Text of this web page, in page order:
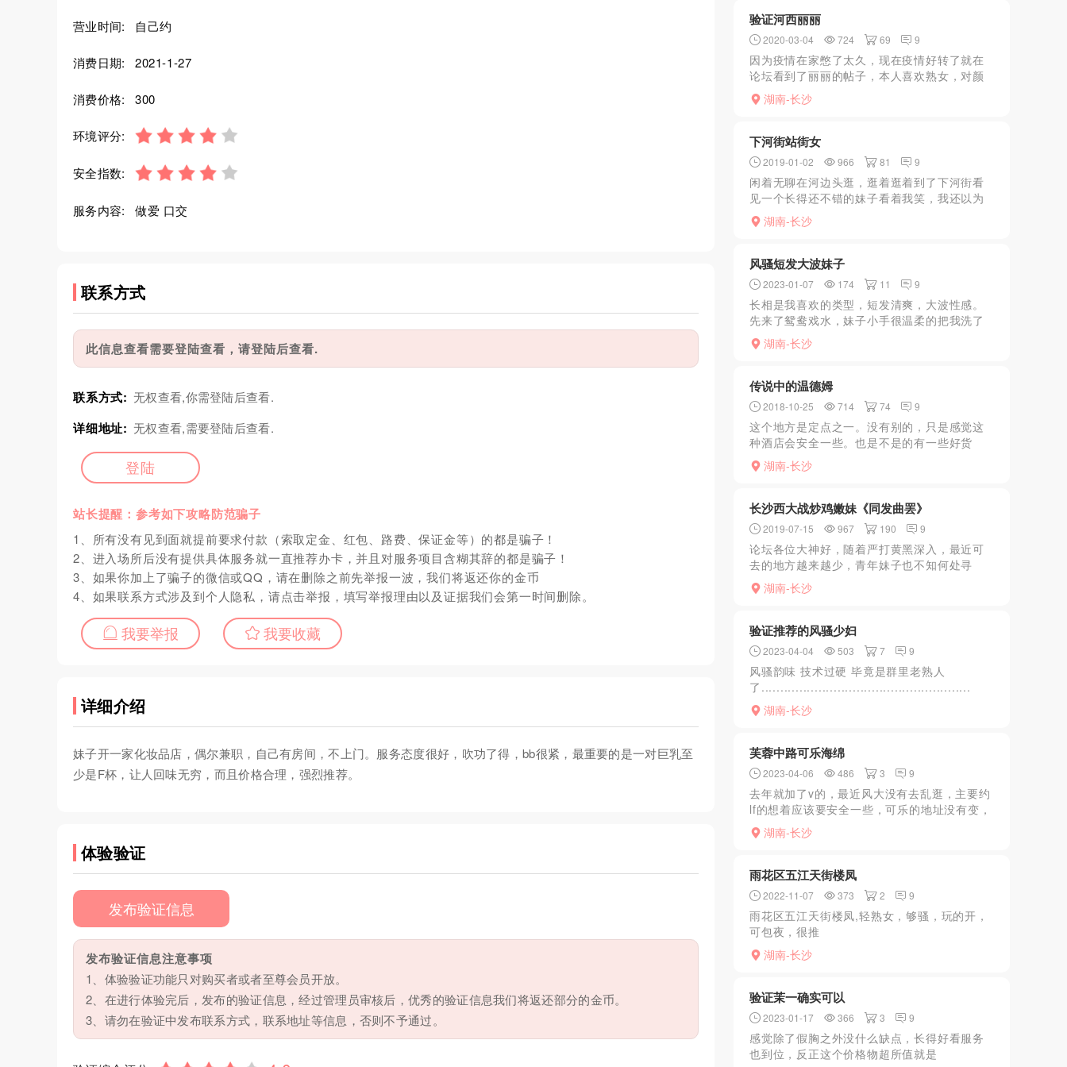
营业时间: 自己约
消费日期: 2021-1-27
消费价格: 300
环境评分:
安全指数:
服务内容: 做爱 口交
联系方式
此信息查看需要登陆查看，请登陆后查看.
联系方式: 无权查看,你需登陆后查看.
详细地址: 无权查看,需要登陆后查看.
登陆
站长提醒：参考如下攻略防范骗子
1、所有没有见到面就提前要求付款（索取定金、红包、路费、保证金等）的都是骗子！
2、进入场所后没有提供具体服务就一直推荐办卡，并且对服务项目含糊其辞的都是骗子！
3、如果你加上了骗子的微信或QQ，请在删除之前先举报一波，我们将返还你的金币
4、如果联系方式涉及到个人隐私，请点击举报，填写举报理由以及证据我们会第一时间删除。
我要举报 我要收藏
详细介绍
妹子开一家化妆品店，偶尔兼职，自己有房间，不上门。服务态度很好，吹功了得，bb很紧，最重要的是一对巨乳至
少是F杯，让人回味无穷，而且价格合理，强烈推荐。
体验验证
发布验证信息
发布验证信息注意事项
1、体验验证功能只对购买者或者至尊会员开放。
2、在进行体验完后，发布的验证信息，经过管理员审核后，优秀的验证信息我们将返还部分的金币。
3、请勿在验证中发布联系方式，联系地址等信息，否则不予通过。
验证河西丽丽
2020-03-04 724 69 9
因为疫情在家憋了太久，现在疫情好转了就在
论坛看到了丽丽的帖子，本人喜欢熟女，对颜
值有要求的建议别去了，kouhuo还可以，就是
xiongtui的时候有点干，两个小时不限次数，性
湖南-长沙
下河街站街女
2019-01-02 966 81 9
闲着无聊在河边头逛，逛着逛着到了下河街看
见一个长得还不错的妹子看着我笑，我还以为
是因为我长得帅，走近了后妹子还在盯着我，
我也望着她，然后她问我按摩不？我瞬间明白
湖南-长沙
风骚短发大波妹子
2023-01-07 174 11 9
长相是我喜欢的类型，短发清爽，大波性感。
先来了鸳鸯戏水，妹子小手很温柔的把我洗了
鸡，到了床上我的大属已经一柱擎天了，忍住
想插的需求，让妹子先给我服务了一下，服务
湖南-长沙
传说中的温德姆
2018-10-25 714 74 9
这个地方是定点之一。没有别的，只是感觉这
种酒店会安全一些。也是不是的有一些好货
色。话说那天下午有时间，就跟经理预约了过
去。到了之后，按照惯例，应该是给一瓶饮料
湖南-长沙
长沙西大战炒鸡嫩妹《同发曲罢》
2019-07-15 967 190 9
论坛各位大神好，随着严打黄黑深入，最近可
去的地方越来越少，青年妹子也不知何处寻
找，想起以前的南站和西站还是有过不少好货
的，抱着试一试的心态就杀到了鼎鼎大名的西
湖南-长沙
验证推荐的风骚少妇
2023-04-04 503 7 9
风骚韵味 技术过硬 毕竟是群里老熟人
了.......................................................
湖南-长沙
芙蓉中路可乐海绵
2023-04-06 486 3 9
去年就加了v的，最近风大没有去乱逛，主要约
lf的想着应该要安全一些，可乐的地址没有变，
还是之前的工作室，一进门还是各种积木模
型，听说是某个老哥送的，服务先洗然后调情
湖南-长沙
雨花区五江天街楼凤
2022-11-07 373 2 9
雨花区五江天街楼凤,轻熟女，够骚，玩的开，
可包夜，很推
荐..............................................................
湖南-长沙
验证茉一确实可以
2023-01-17 366 3 9
感觉除了假胸之外没什么缺点，长得好看服务
也到位，反正这个价格物超所值就是